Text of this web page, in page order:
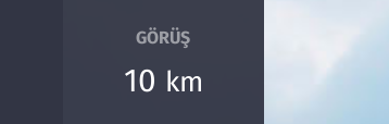
GÖRÜŞ
10 km